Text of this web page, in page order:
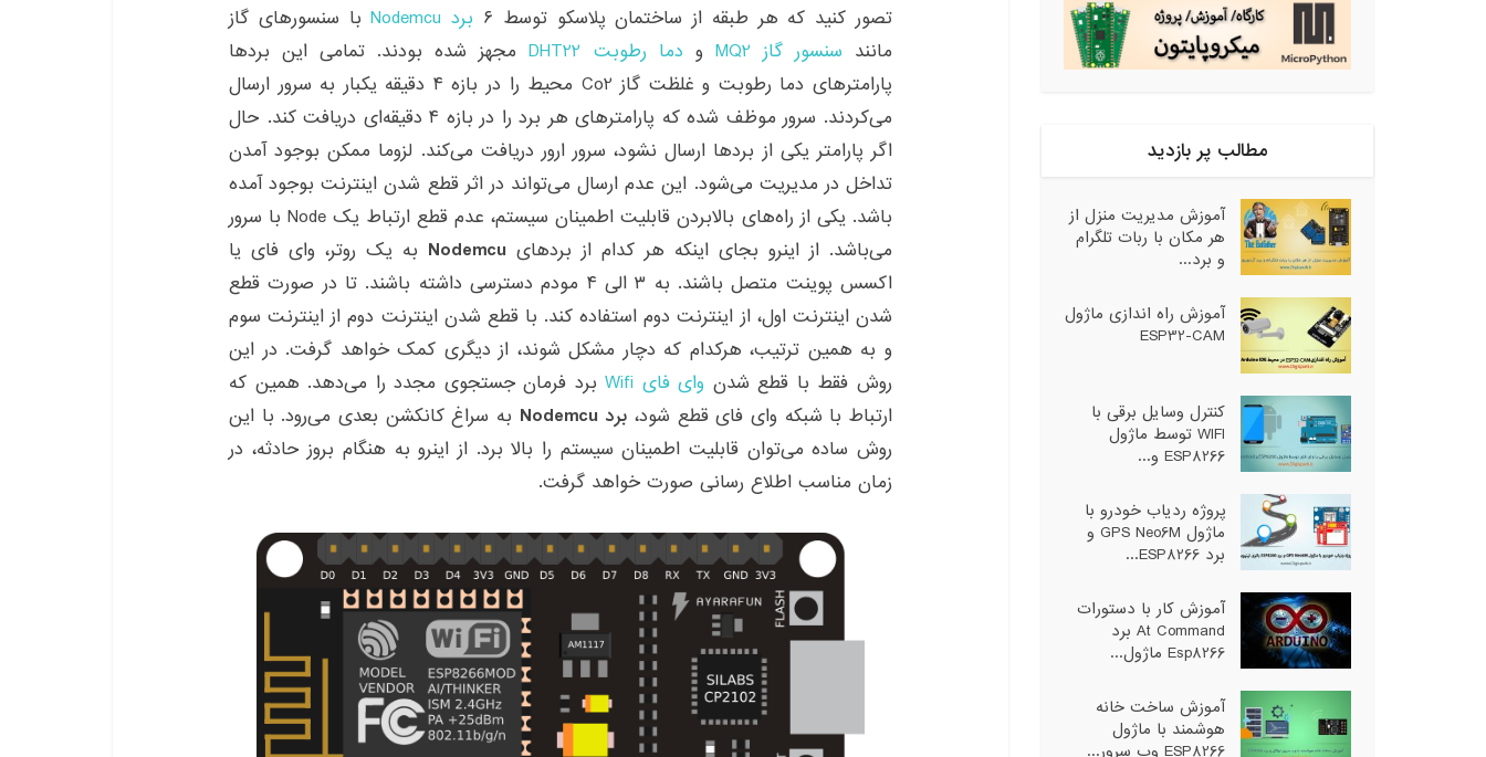
تصور کنید که هر طبقه از ساختمان پلاسکو توسط ۶
برد Nodemcu
با سنسورهای گاز
مانند سنسور گاز MQ2 و دما رطوبت DHT22
مجهز شده بودند. تمامی این بردها
پارامترهای دما رطوبت و غلظت گاز Co2 محیط را در بازه ۴ دقیقه یکبار به سرور ارسال
می‌کردند. سرور موظف شده که پارامترهای هر برد را در بازه ۴ دقیقه‌ای دریافت کند. حال
اگر پارامتر یکی از بردها ارسال نشود، سرور ارور دریافت می‌کند. لزوما ممکن بوجود آمدن
تداخل در مدیریت می‌شود. این عدم ارسال می‌تواند در اثر قطع شدن اینترنت بوجود آمده
باشد. یکی از راه‌های بالابردن قابلیت اطمینان سیستم، عدم قطع ارتباط یک Node با سرور
می‌باشد. از اینرو بجای اینکه هر کدام از بردهای Nodemcu به یک روتر، وای فای یا
اکسس پوینت متصل باشند. به ۳ الی ۴ مودم دسترسی داشته باشند. تا در صورت قطع
شدن اینترنت اول، از اینترنت دوم استفاده کند. با قطع شدن اینترنت دوم از اینترنت سوم
و به همین ترتیب، هرکدام که دچار مشکل شوند، از دیگری کمک خواهد گرفت. در این
روش فقط با قطع شدن وای فای Wifi
برد فرمان جستجوی مجدد را می‌دهد. همین که
ارتباط با شبکه وای فای قطع شود، برد Nodemcu
به سراغ کانکشن بعدی می‌رود. با این
روش ساده می‌توان قابلیت اطمینان سیستم را بالا برد. از اینرو به هنگام بروز حادثه، در
زمان مناسب اطلاع رسانی صورت خواهد گرفت.
مطالب پر بازدید
آموزش مدیریت منزل از
هر مکان با ربات تلگرام
و برد...
آموزش راه اندازی ماژول
ESP32-CAM
کنترل وسایل برقی با
WIFI توسط ماژول
ESP8266 و...
پروژه ردیاب خودرو با
ماژول GPS Neo6M و
برد ESP8266...
آموزش کار با دستورات
At Command برد
Esp8266 ماژول...
آموزش ساخت خانه
هوشمند با ماژول
ESP8266 وب سرور...